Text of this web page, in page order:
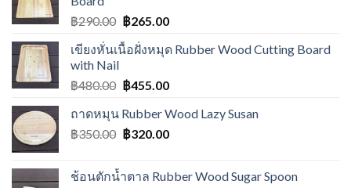
฿290.00 ฿265.00
เขียงหั่นเนื้อฝั่งหมุด Rubber Wood Cutting Board
with Nail
฿480.00 ฿455.00
ถาดหมุน Rubber Wood Lazy Susan
฿350.00 ฿320.00
ช้อนตักน้ำตาล Rubber Wood Sugar Spoon